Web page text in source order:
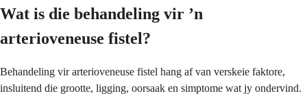
Wat is die behandeling vir ’n
arterioveneuse fistel?
Behandeling vir arterioveneuse fistel hang af van verskeie faktore,
insluitend die grootte, ligging, oorsaak en simptome wat jy ondervind.